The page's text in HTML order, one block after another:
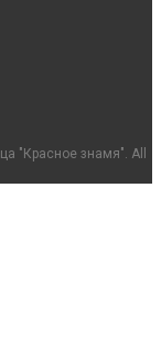
"Красное знамя". All